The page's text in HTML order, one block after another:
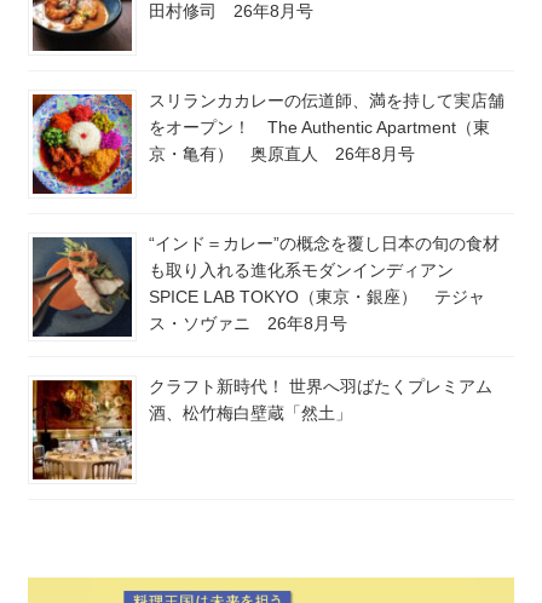
田村修司 26年8月号
スリランカカレーの伝道師、満を持して実店舗
をオープン！ The Authentic Apartment（東
京・亀有） 奥原直人 26年8月号
“インド＝カレー”の概念を覆し日本の旬の食材
も取り入れる進化系モダンインディアン
SPICE LAB TOKYO（東京・銀座） テジャ
ス・ソヴァニ 26年8月号
クラフト新時代！ 世界へ羽ばたくプレミアム
酒、松竹梅白壁蔵「然土」